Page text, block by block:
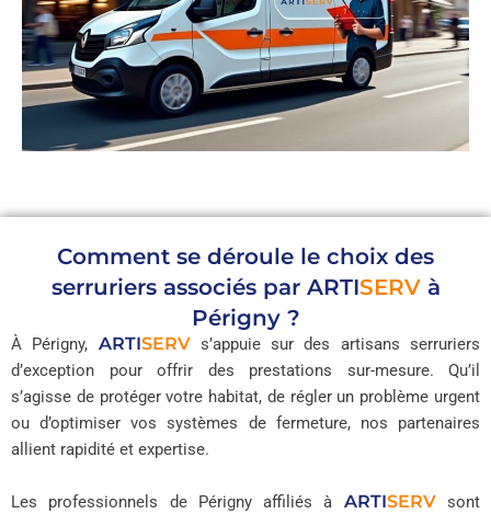
Comment se déroule le choix des
serruriers associés par ARTISERVà
Périgny ?
À Périgny, ARTISERVs’appuie sur des artisans serruriers
d’exception pour offrir des prestations sur-mesure. Qu’il
s’agisse de protéger votre habitat, de régler un problème urgent
ou d’optimiser vos systèmes de fermeture, nos partenaires
allient rapidité et expertise.
Les professionnels de Périgny affiliés à ARTISERVsont